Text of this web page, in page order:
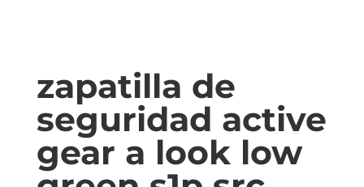
zapatilla de
seguridad active
gear a look low